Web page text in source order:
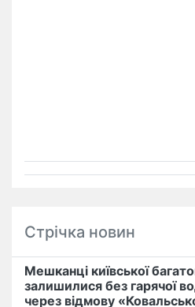
Стрічка новин
Мешканці київської
залишилися без гарячої
через відмову